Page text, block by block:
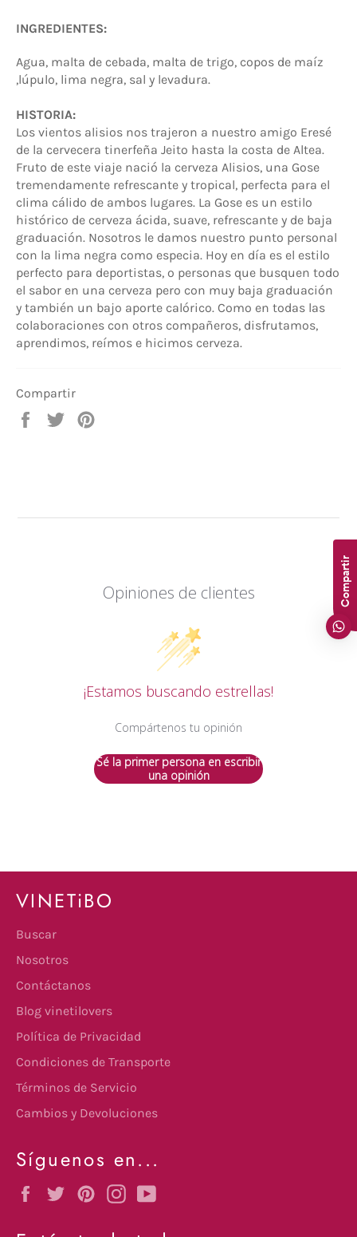
INGREDIENTES:
Agua, malta de cebada, malta de trigo, copos de maíz
,lúpulo, lima negra, sal y levadura.
HISTORIA:
Los vientos alisios nos trajeron a nuestro amigo Eresé
de la cervecera tinerfeña Jeito hasta la costa de Altea.
Fruto de este viaje nació la cerveza Alisios, una Gose
tremendamente refrescante y tropical, perfecta para el
clima cálido de ambos lugares. La Gose es un estilo
histórico de cerveza ácida, suave, refrescante y de baja
graduación. Nosotros le damos nuestro punto personal
con la lima negra como especia. Hoy en día es el estilo
perfecto para deportistas, o personas que busquen todo
el sabor en una cerveza pero con muy baja graduación
y también un bajo aporte calórico. Como en todas las
colaboraciones con otros compañeros, disfrutamos,
aprendimos, reímos e hicimos cerveza.
Compartir
Compartir
Tuitear
Opiniones de clientes
¡Estamos buscando estrellas!
Compártenos tu opinión
Sé la primer persona en escribir
una opinión
VINETiBO
Buscar
Nosotros
Contáctanos
Blog vinetilovers
Política de Privacidad
Condiciones de Transporte
Términos de Servicio
Cambios y Devoluciones
Síguenos en...
FacebookTwitterPinterestInstagram
Compartir